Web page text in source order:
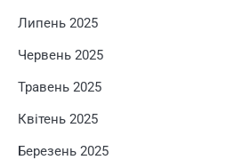
Липень 2025
Червень 2025
Травень 2025
Квітень 2025
Березень 2025